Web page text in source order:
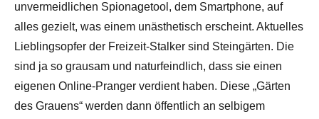
unvermeidlichen Spionagetool, dem Smartphone, auf
alles gezielt, was einem unästhetisch erscheint. Aktuelles
Lieblingsopfer der Freizeit-Stalker sind Steingärten. Die
sind ja so grausam und naturfeindlich, dass sie einen
eigenen Online-Pranger verdient haben. Diese „Gärten
des Grauens“ werden dann öffentlich an selbigem